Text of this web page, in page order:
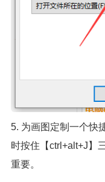
5. 为画图定制一个快
时按住【ctrl+alt+J】
重要。